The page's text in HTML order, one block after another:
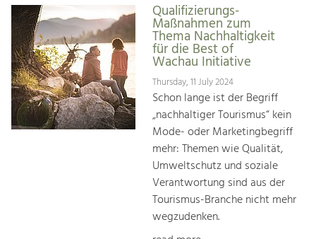
Qualifizierungs-
Maßnahmen zum
Thema Nachhaltigkeit
für die Best of
Wachau Initiative
Thursday, 11 July 2024
Schon lange ist der Begriff
„nachhaltiger Tourismus“ kein
Mode- oder Marketingbegriff
mehr: Themen wie Qualität,
Umweltschutz und soziale
Verantwortung sind aus der
Tourismus-Branche nicht mehr
wegzudenken.